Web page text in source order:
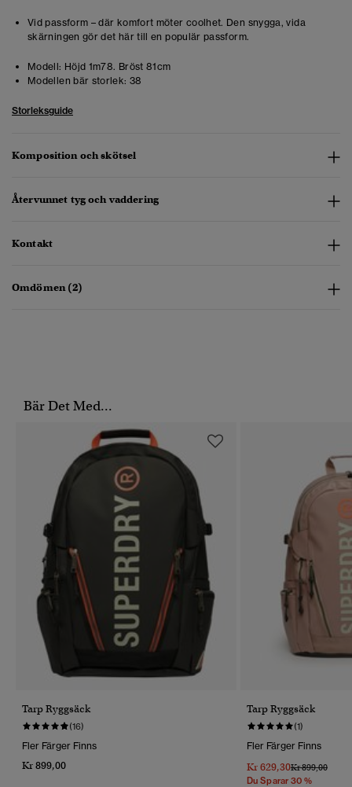
Vid passform – där komfort möter coolhet. Den snygga, vida
skärningen gör det här till en populär passform.
Modell: Höjd 1m78. Bröst 81cm
Modellen bär storlek: 38
Storleksguide
Komposition och skötsel
Återvunnet tyg och vaddering
Kontakt
Omdömen (2)
Bär Det Med...
Tarp Ryggsäck
(16)
Fler Färger Finns
Kr 899,00
Tarp Ryggsäck
(1)
Fler Färger Finns
Kr 629,30Pris Reducerat
Kr 899,00Till
Du Sparar 30 %